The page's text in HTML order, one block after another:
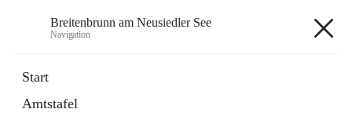
Breitenbrunn am Neusiedler See
Navigation
Start
Amtstafel